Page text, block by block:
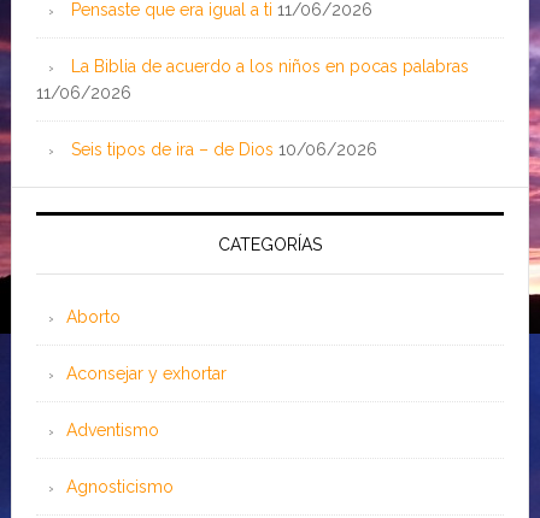
Pensaste que era igual a ti 11/06/2026
La Biblia de acuerdo a los niños en pocas palabras
11/06/2026
Seis tipos de ira – de Dios 10/06/2026
CATEGORÍAS
Aborto
Aconsejar y exhortar
Adventismo
Agnosticismo